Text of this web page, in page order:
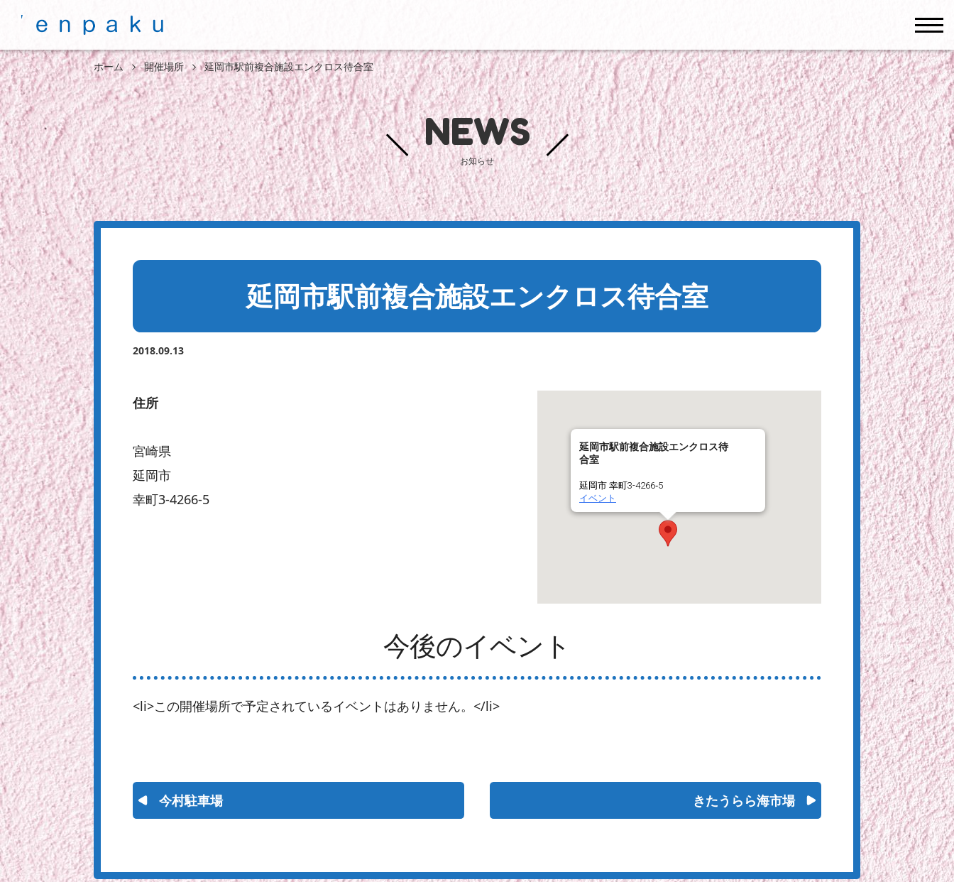
ホーム 開催場所 延岡市駅前複合施設エンクロス待合室
NEWS
お知らせ
延岡市駅前複合施設エンクロス待合室
2018.09.13
延岡市駅前複合施設エンクロス待
合室
延岡市 幸町3-4266‐5
イベント
住所
宮崎県
延岡市
幸町3-4266‐5
今後のイベント
<li>この開催場所で予定されているイベントはありません。</li>
今村駐車場 きたうらら海市場